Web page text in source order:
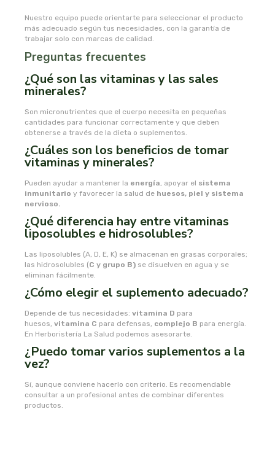
Nuestro equipo puede orientarte para seleccionar el producto
más adecuado según tus necesidades, con la garantía de
trabajar solo con marcas de calidad.
Preguntas frecuentes
¿Qué son las vitaminas y las sales
minerales?
Son micronutrientes que el cuerpo necesita en pequeñas
cantidades para funcionar correctamente y que deben
obtenerse a través de la dieta o suplementos.
¿Cuáles son los beneficios de tomar
vitaminas y minerales?
Pueden ayudar a mantener la energía, apoyar el sistema
inmunitario y favorecer la salud de huesos, piel y sistema
nervioso.
¿Qué diferencia hay entre vitaminas
liposolubles e hidrosolubles?
Las liposolubles (A, D, E, K) se almacenan en grasas corporales;
las hidrosolubles (C y grupo B) se disuelven en agua y se
eliminan fácilmente.
¿Cómo elegir el suplemento adecuado?
Depende de tus necesidades: vitamina D para
huesos, vitamina C para defensas, complejo B para energía.
En Herboristería La Salud podemos asesorarte.
¿Puedo tomar varios suplementos a la
vez?
Sí, aunque conviene hacerlo con criterio. Es recomendable
consultar a un profesional antes de combinar diferentes
productos.
phytoadvance
plameca
plantapol
plantis
pompeia life
praxis
primeal
protein
quinton laboratoirs
radhe shyam
rapunzel